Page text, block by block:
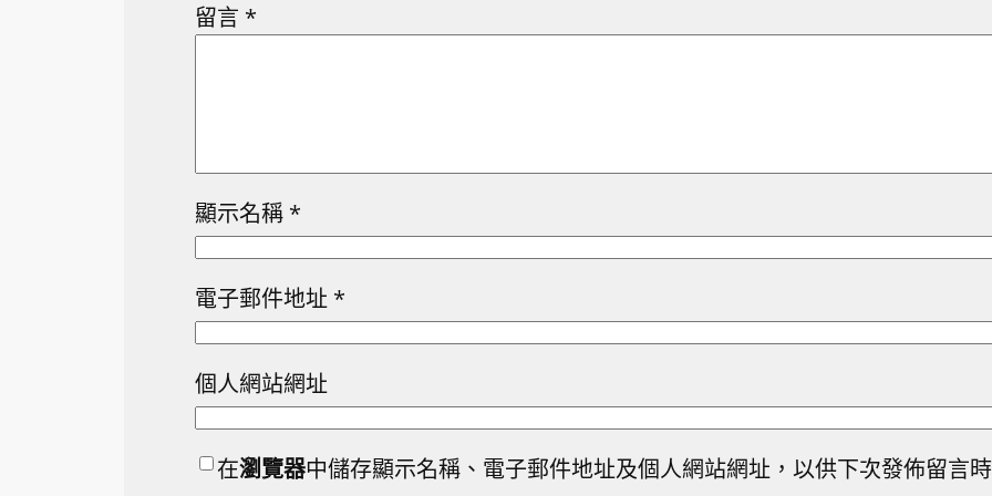
留言 *
顯示名稱 *
電子郵件地址 *
個人網站網址
在瀏覽器中儲存顯示名稱、電子郵件地址及個人網站網址，以供下次發佈留言